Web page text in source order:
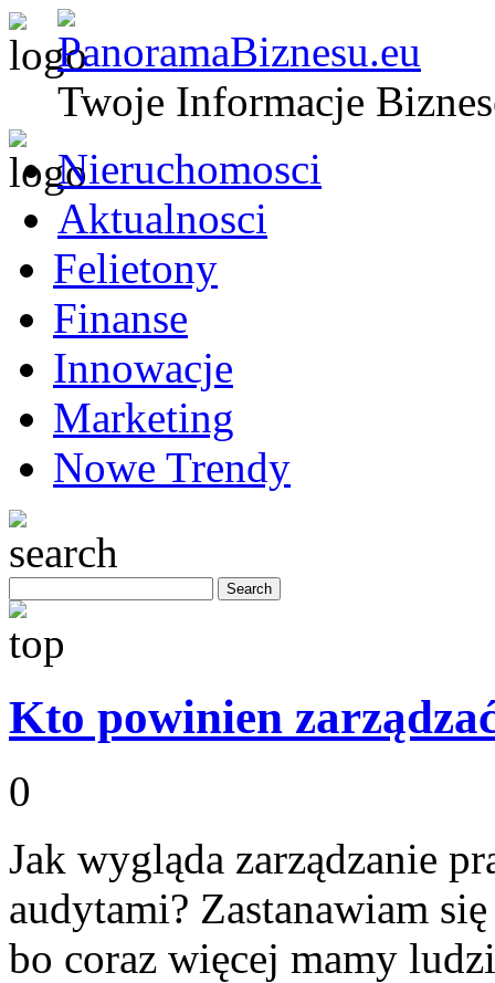
Twoje Informacje
Nieruchomosci
Aktualnosci
Felietony
Finanse
Innowacje
Marketing
Nowe Trendy
Kto powinien
0
Jak wygląda zarządzanie
audytami? Zastanawiam
bo coraz więcej mamy